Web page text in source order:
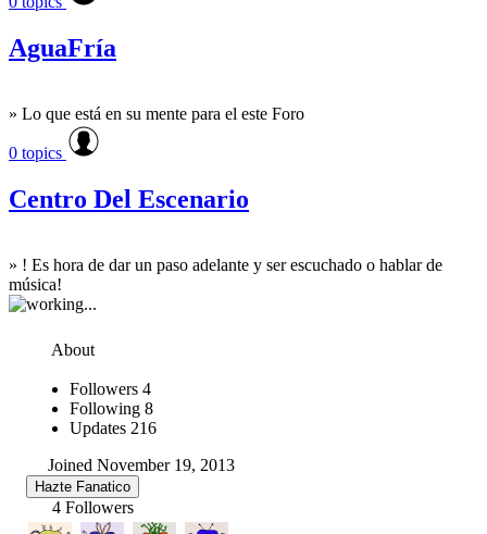
AguaFría
» Lo que está en su mente para el este Foro
0 topics
Centro Del Escenario
» ! Es hora de dar un paso adelante y ser escuchado o hablar de
música!
About
Followers 4
Following 8
Updates 216
Joined November 19, 2013
Hazte Fanatico
4 Followers